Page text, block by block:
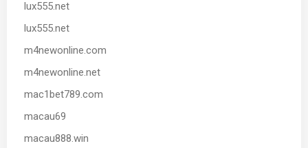
lux555.net
lux555.net
m4newonline.com
m4newonline.net
mac1bet789.com
macau69
macau888.win